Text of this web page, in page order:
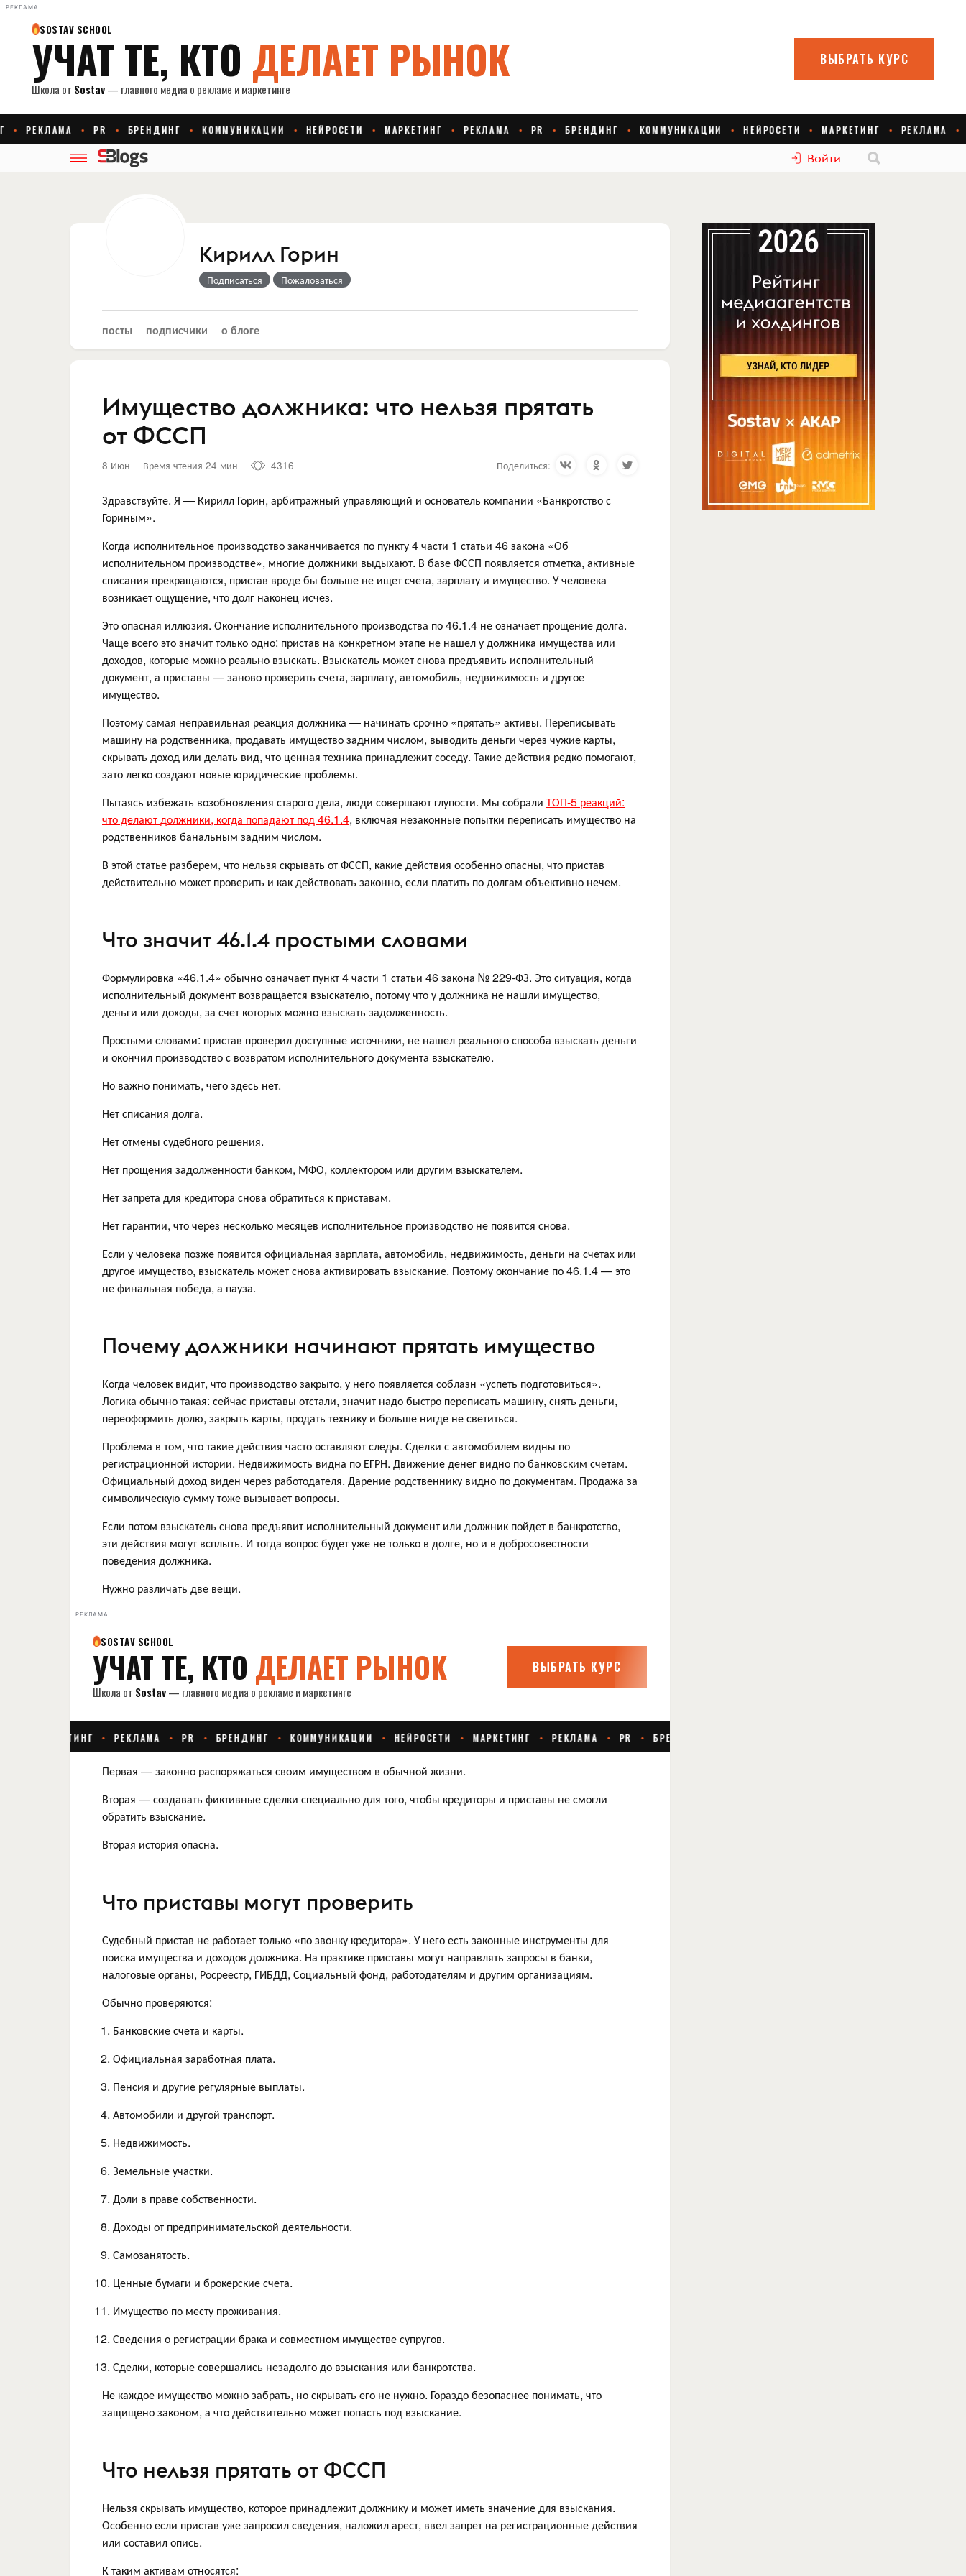
РЕКЛАМА
Войти
Кирилл Горин
Подписаться Пожаловаться
посты подписчики о блоге
Имущество должника: что нельзя прятать
от ФССП
8 Июн Время чтения 24 мин 4316 Поделиться:
Здравствуйте. Я — Кирилл Горин, арбитражный управляющий и основатель компании «Банкротство с
Гориным».
Когда исполнительное производство заканчивается по пункту 4 части 1 статьи 46 закона «Об
исполнительном производстве», многие должники выдыхают. В базе ФССП появляется отметка, активные
списания прекращаются, пристав вроде бы больше не ищет счета, зарплату и имущество. У человека
возникает ощущение, что долг наконец исчез.
Это опасная иллюзия. Окончание исполнительного производства по 46.1.4 не означает прощение долга.
Чаще всего это значит только одно: пристав на конкретном этапе не нашел у должника имущества или
доходов, которые можно реально взыскать. Взыскатель может снова предъявить исполнительный
документ, а приставы — заново проверить счета, зарплату, автомобиль, недвижимость и другое
имущество.
Поэтому самая неправильная реакция должника — начинать срочно «прятать» активы. Переписывать
машину на родственника, продавать имущество задним числом, выводить деньги через чужие карты,
скрывать доход или делать вид, что ценная техника принадлежит соседу. Такие действия редко помогают,
зато легко создают новые юридические проблемы.
Пытаясь избежать возобновления старого дела, люди совершают глупости. Мы собрали ТОП-5 реакций:
что делают должники, когда попадают под 46.1.4, включая незаконные попытки переписать имущество на
родственников банальным задним числом.
В этой статье разберем, что нельзя скрывать от ФССП, какие действия особенно опасны, что пристав
действительно может проверить и как действовать законно, если платить по долгам объективно нечем.
Что значит 46.1.4 простыми словами
Формулировка «46.1.4» обычно означает пункт 4 части 1 статьи 46 закона № 229-ФЗ. Это ситуация, когда
исполнительный документ возвращается взыскателю, потому что у должника не нашли имущество,
деньги или доходы, за счет которых можно взыскать задолженность.
Простыми словами: пристав проверил доступные источники, не нашел реального способа взыскать деньги
и окончил производство с возвратом исполнительного документа взыскателю.
Но важно понимать, чего здесь нет.
Нет списания долга.
Нет отмены судебного решения.
Нет прощения задолженности банком, МФО, коллектором или другим взыскателем.
Нет запрета для кредитора снова обратиться к приставам.
Нет гарантии, что через несколько месяцев исполнительное производство не появится снова.
Если у человека позже появится официальная зарплата, автомобиль, недвижимость, деньги на счетах или
другое имущество, взыскатель может снова активировать взыскание. Поэтому окончание по 46.1.4 — это
не финальная победа, а пауза.
Почему должники начинают прятать имущество
Когда человек видит, что производство закрыто, у него появляется соблазн «успеть подготовиться».
Логика обычно такая: сейчас приставы отстали, значит надо быстро переписать машину, снять деньги,
переоформить долю, закрыть карты, продать технику и больше нигде не светиться.
Проблема в том, что такие действия часто оставляют следы. Сделки с автомобилем видны по
регистрационной истории. Недвижимость видна по ЕГРН. Движение денег видно по банковским счетам.
Официальный доход виден через работодателя. Дарение родственнику видно по документам. Продажа за
символическую сумму тоже вызывает вопросы.
Если потом взыскатель снова предъявит исполнительный документ или должник пойдет в банкротство,
эти действия могут всплыть. И тогда вопрос будет уже не только в долге, но и в добросовестности
поведения должника.
Нужно различать две вещи.
РЕКЛАМА
Первая — законно распоряжаться своим имуществом в обычной жизни.
Вторая — создавать фиктивные сделки специально для того, чтобы кредиторы и приставы не смогли
обратить взыскание.
Вторая история опасна.
Что приставы могут проверить
Судебный пристав не работает только «по звонку кредитора». У него есть законные инструменты для
поиска имущества и доходов должника. На практике приставы могут направлять запросы в банки,
налоговые органы, Росреестр, ГИБДД, Социальный фонд, работодателям и другим организациям.
Обычно проверяются:
Банковские счета и карты.
Официальная заработная плата.
Пенсия и другие регулярные выплаты.
Автомобили и другой транспорт.
Недвижимость.
Земельные участки.
Доли в праве собственности.
Доходы от предпринимательской деятельности.
Самозанятость.
Ценные бумаги и брокерские счета.
Имущество по месту проживания.
Сведения о регистрации брака и совместном имуществе супругов.
Сделки, которые совершались незадолго до взыскания или банкротства.
Не каждое имущество можно забрать, но скрывать его не нужно. Гораздо безопаснее понимать, что
защищено законом, а что действительно может попасть под взыскание.
Что нельзя прятать от ФССП
Нельзя скрывать имущество, которое принадлежит должнику и может иметь значение для взыскания.
Особенно если пристав уже запросил сведения, наложил арест, ввел запрет на регистрационные действия
или составил опись.
К таким активам относятся: